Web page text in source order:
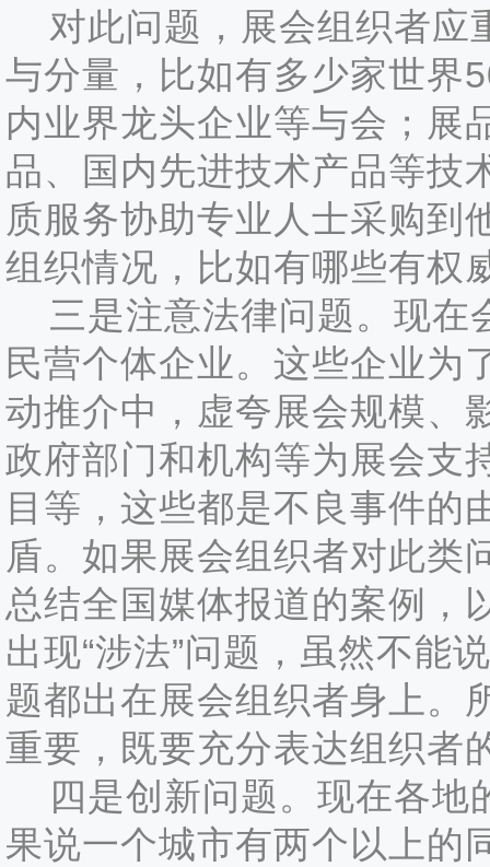
对此问题，展会组织者应
与分量，比如有多少家世界
内业界龙头企业等与会；展
品、国内先进技术产品等技
质服务协助专业人士采购到
组织情况，比如有哪些有权
三是注意法律问题。现在
民营个体企业。这些企业为
动推介中，虚夸展会规模、
政府部门和机构等为展会支
目等，这些都是不良事件的
盾。如果展会组织者对此类
总结全国媒体报道的案例，
出现“涉法”问题，虽然不能
题都出在展会组织者身上。
重要，既要充分表达组织者
四是创新问题。现在各地
果说一个城市有两个以上的